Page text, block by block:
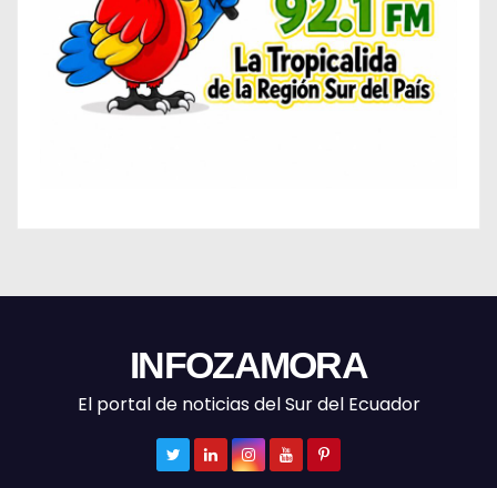
INFOZAMORA
El portal de noticias del Sur del Ecuador